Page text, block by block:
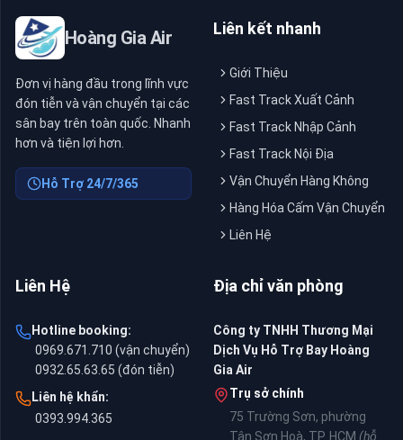
Hoàng Gia Air
Đơn vị hàng đầu trong lĩnh vực
đón tiễn và vận chuyển tại các
sân bay trên toàn quốc. Nhanh
hơn và tiện lợi hơn.
Hỗ Trợ 24/7/365
Liên kết nhanh
Giới Thiệu
Fast Track Xuất Cảnh
Fast Track Nhập Cảnh
Fast Track Nội Địa
Vận Chuyển Hàng Không
Hàng Hóa Cấm Vận Chuyển
Liên Hệ
Liên Hệ
Hotline booking:
0969.671.710 (vận chuyển)
0932.65.63.65 (đón tiễn)
Liên hệ khẩn:
0393.994.365
Địa chỉ văn phòng
Công ty TNHH Thương Mại
Dịch Vụ Hỗ Trợ Bay Hoàng
Gia Air
Trụ sở chính
75 Trường Sơn, phường
Tân Sơn Hoà, TP. HCM (hỗ